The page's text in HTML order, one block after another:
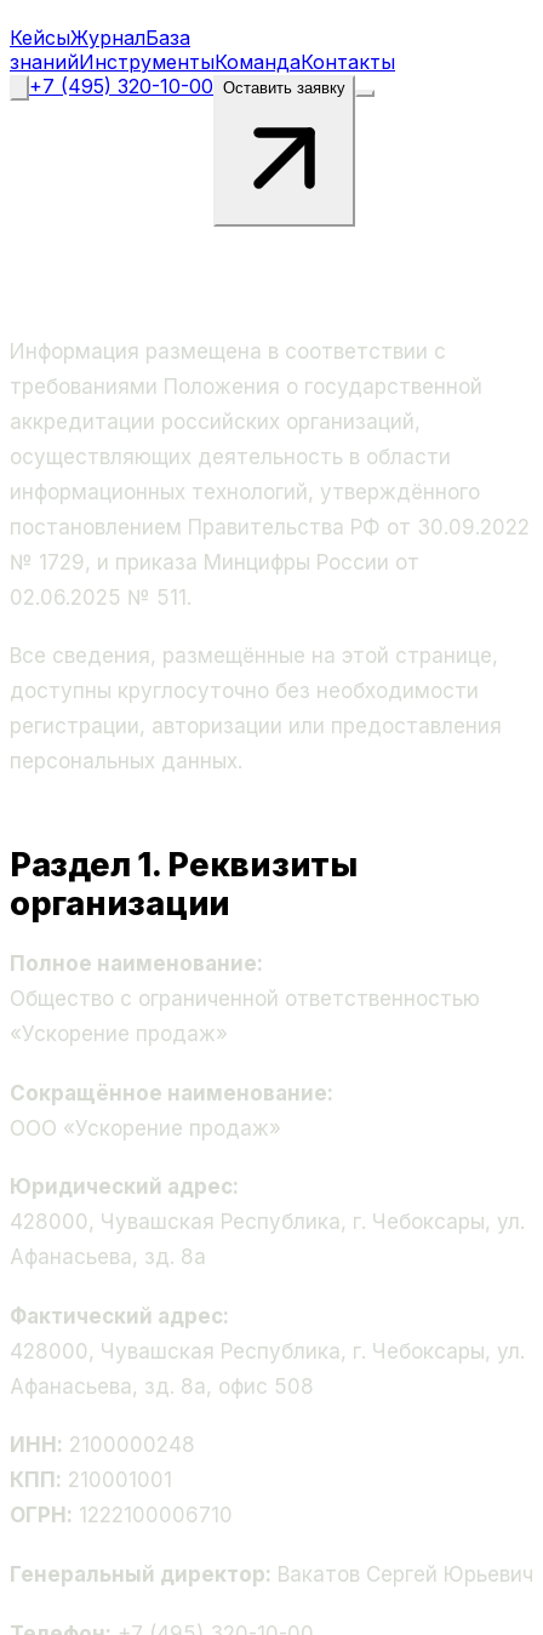
КейсыЖурналБаза
знанийИнструментыКомандаКонтакты
+7 (495) 320-10-00 Оставить заявку
Информация размещена в соответствии с
требованиями Положения о государственной
аккредитации российских организаций,
осуществляющих деятельность в области
информационных технологий, утверждённого
постановлением Правительства РФ от 30.09.2022
№ 1729, и приказа Минцифры России от
02.06.2025 № 511.
Все сведения, размещённые на этой странице,
доступны круглосуточно без необходимости
регистрации, авторизации или предоставления
персональных данных.
Раздел 1. Реквизиты
организации
Полное наименование:
Общество с ограниченной ответственностью
«Ускорение продаж»
Сокращённое наименование:
ООО «Ускорение продаж»
Юридический адрес:
428000, Чувашская Республика, г. Чебоксары, ул.
Афанасьева, зд. 8а
Фактический адрес:
428000, Чувашская Республика, г. Чебоксары, ул.
Афанасьева, зд. 8а, офис 508
ИНН: 2100000248
КПП: 210001001
ОГРН: 1222100006710
Генеральный директор: Вакатов Сергей Юрьевич